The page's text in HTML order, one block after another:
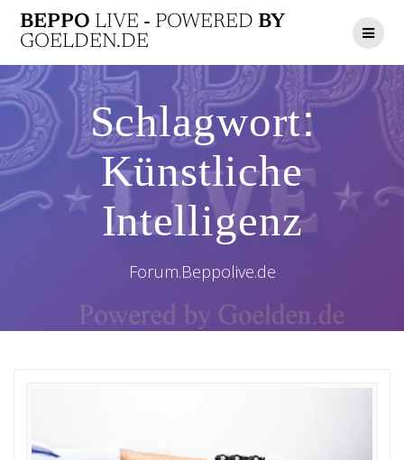
Inhalt
BEPPO LIVE - POWERED BY
GOELDEN.DE
Schlagwort:
Künstliche
Intelligenz
Forum.Beppolive.de